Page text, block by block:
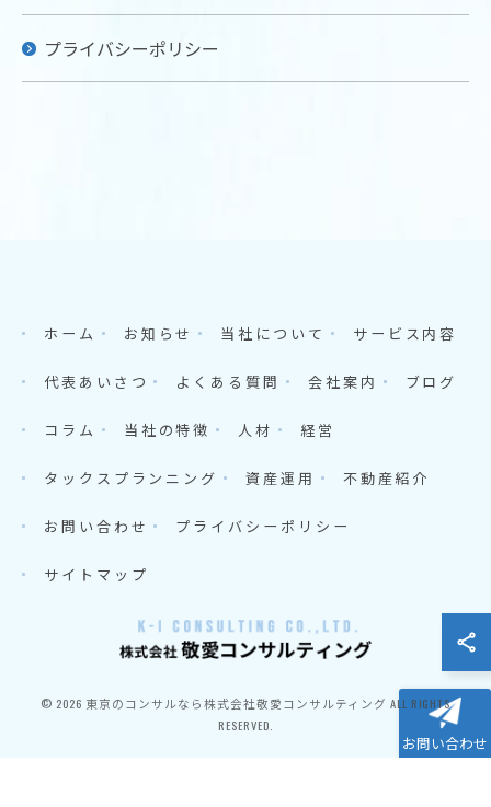
プライバシーポリシー
お問い合わせ
ホーム お知らせ 当社について サービス内容
代表あいさつ よくある質問 会社案内 ブログ
コラム 当社の特徴 人材 経営
タックスプランニング 資産運用 不動産紹介
お問い合わせ プライバシーポリシー
サイトマップ
© 2026 東京のコンサルなら株式会社敬愛コンサルティング ALL RIGHTS
RESERVED.